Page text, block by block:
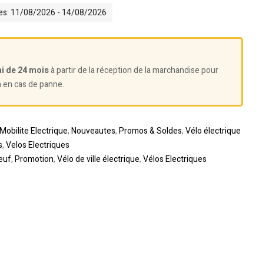
11/08/2026 - 14/08/2026
de 24 moisà partir de la réception de la marchandise pour
cas de panne.
Mobilite Electrique,Nouveautes,Promos & Soldes,Vélo électrique
,Velos Electriques
,Promotion,Vélo de ville électrique,Vélos Electriques